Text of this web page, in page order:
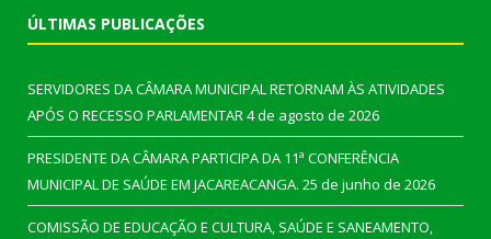
ÚLTIMAS PUBLICAÇÕES
SERVIDORES DA CÂMARA MUNICIPAL RETORNAM ÀS ATIVIDADES
APÓS O RECESSO PARLAMENTAR4 de agosto de 2026
PRESIDENTE DA CÂMARA PARTICIPA DA 11ª CONFERÊNCIA
MUNICIPAL DE SAÚDE EM JACAREACANGA. 25 de junho de 2026
COMISSÃO DE EDUCAÇÃO E CULTURA, SAÚDE E SANEAMENTO,